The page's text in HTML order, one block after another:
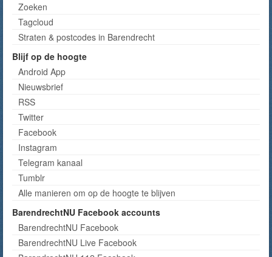
Zoeken
Tagcloud
Straten & postcodes in Barendrecht
Blijf op de hoogte
Android App
Nieuwsbrief
RSS
Twitter
Facebook
Instagram
Telegram kanaal
Tumblr
Alle manieren om op de hoogte te blijven
BarendrechtNU Facebook accounts
BarendrechtNU Facebook
BarendrechtNU Live Facebook